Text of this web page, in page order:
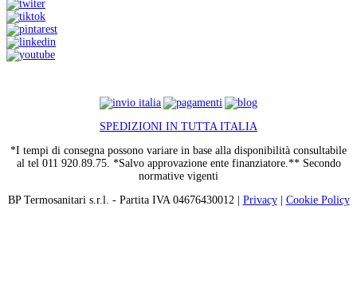
SPEDIZIONI IN TUTTA ITALIA
*I tempi di consegna possono variare in base alla disponibilità consultabile
al tel 011 920.89.75. *Salvo approvazione ente finanziatore.** Secondo
normative vigenti
BP Termosanitari s.r.l. - Partita IVA 04676430012 | Privacy| Cookie Policy